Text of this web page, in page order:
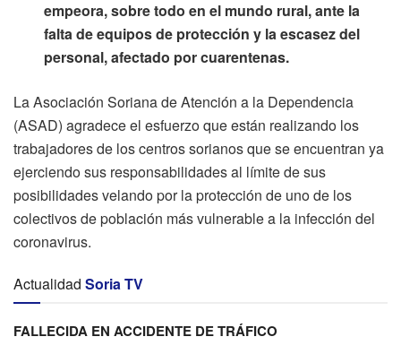
empeora, sobre todo en el mundo rural, ante la
falta de equipos de protección y la escasez del
personal, afectado por cuarentenas.
La Asociación Soriana de Atención a la Dependencia
(ASAD) agradece el esfuerzo que están realizando los
trabajadores de los centros sorianos que se encuentran ya
ejerciendo sus responsabilidades al límite de sus
posibilidades velando por la protección de uno de los
colectivos de población más vulnerable a la infección del
coronavirus.
Actualidad Soria TV
FALLECIDA EN ACCIDENTE DE TRÁFICO